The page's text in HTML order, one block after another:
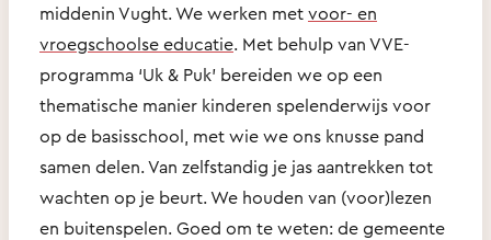
middenin Vught. We werken met voor- en
vroegschoolse educatie. Met behulp van VVE-
programma ‘Uk & Puk' bereiden we op een
thematische manier kinderen spelenderwijs voor
op de basisschool, met wie we ons knusse pand
samen delen. Van zelfstandig je jas aantrekken tot
wachten op je beurt. We houden van (voor)lezen
en buitenspelen. Goed om te weten: de gemeente